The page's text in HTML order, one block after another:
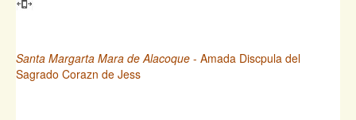
Santa Margarta Mara de Alacoque - Amada Discpula del
Sagrado Corazn de Jess